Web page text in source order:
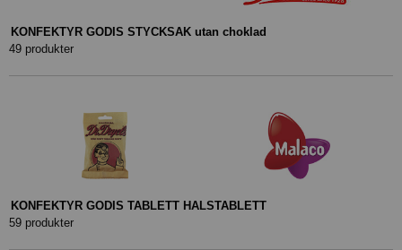
KONFEKTYR GODIS STYCKSAK utan choklad
49 produkter
KONFEKTYR GODIS TABLETT HALSTABLETT
59 produkter